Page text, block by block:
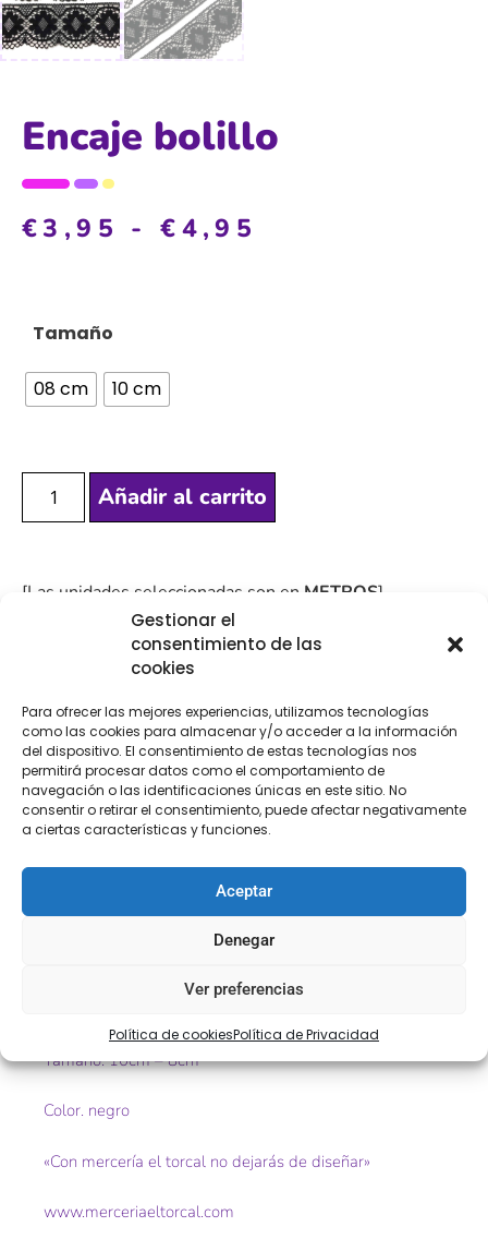
Gestionar el
consentimiento de las
cookies
Para ofrecer las mejores experiencias, utilizamos tecnologías
como las cookies para almacenar y/o acceder a la información
del dispositivo. El consentimiento de estas tecnologías nos
permitirá procesar datos como el comportamiento de
navegación o las identificaciones únicas en este sitio. No
consentir o retirar el consentimiento, puede afectar negativamente
a ciertas características y funciones.
Aceptar
Denegar
Ver preferencias
Política de cookiesPolítica de Privacidad
Encaje bolillo
€3,95 - €4,95
Tamaño
08 cm 10 cm
Añadir al carrito
[Las unidades seleccionadas son en METROS]
COMPRA
SEGURA
ENVÍO 24-48H TIENDA FÍSICA
Información adicional
Descripción
Tamaño. 10cm – 8cm
Color. negro
«Con mercería el torcal no dejarás de diseñar»
www.merceriaeltorcal.com